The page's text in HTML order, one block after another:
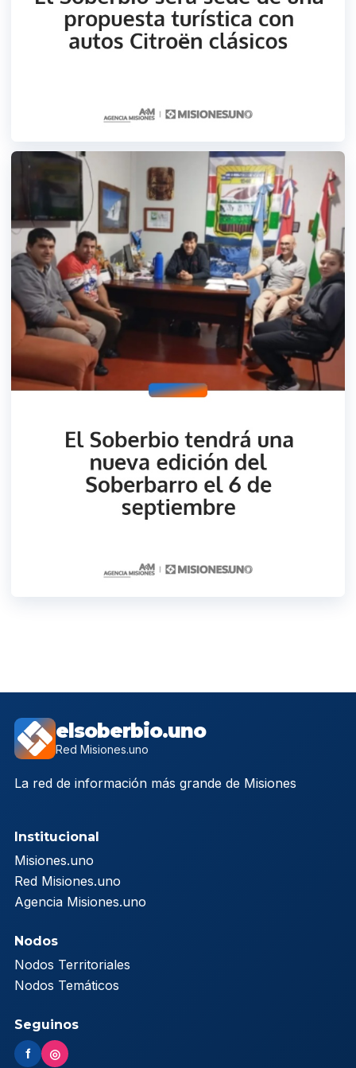
elsoberbio.uno
Red Misiones.uno
La red de información más grande de Misiones
Institucional
Misiones.uno
Red Misiones.uno
Agencia Misiones.uno
Nodos
Nodos Territoriales
Nodos Temáticos
Seguinos
f ◎